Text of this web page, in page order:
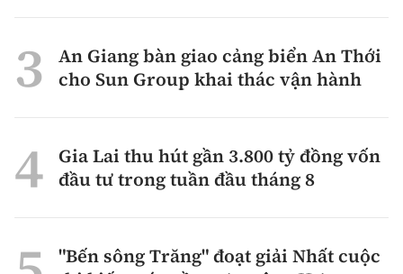
An Giang bàn giao cảng biển An Thới
cho Sun Group khai thác vận hành
Gia Lai thu hút gần 3.800 tỷ đồng vốn
đầu tư trong tuần đầu tháng 8
"Bến sông Trăng" đoạt giải Nhất cuộc